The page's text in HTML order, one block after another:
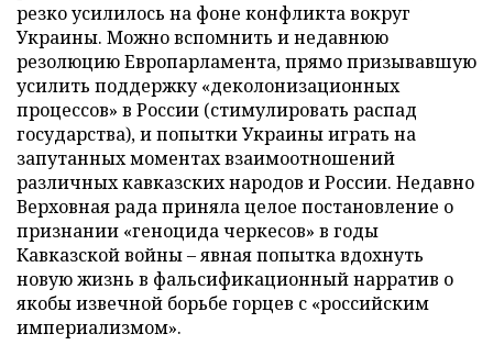
резко усилилось на фоне конфликта вокруг
Украины. Можно вспомнить и недавнюю
резолюцию Европарламента, прямо призывавшую
усилить поддержку «деколонизационных
процессов» в России (стимулировать распад
государства), и попытки Украины играть на
запутанных моментах взаимоотношений
различных кавказских народов и России. Недавно
Верховная рада приняла целое постановление о
признании «геноцида черкесов» в годы
Кавказской войны – явная попытка вдохнуть
новую жизнь в фальсификационный нарратив о
якобы извечной борьбе горцев с «российским
империализмом».